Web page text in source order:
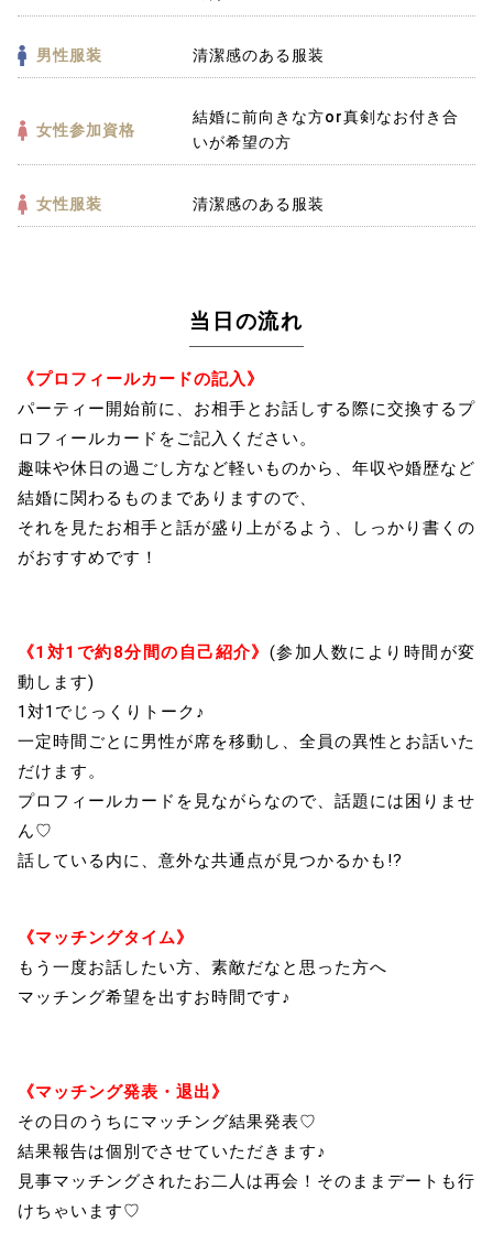
男性服装 清潔感のある服装
女性参加資格
結婚に前向きな方or真剣なお付き合
いが希望の方
女性服装 清潔感のある服装
当日の流れ
《プロフィールカードの記入》
パーティー開始前に、お相手とお話しする際に交換するプ
ロフィールカードをご記入ください。
趣味や休日の過ごし方など軽いものから、年収や婚歴など
結婚に関わるものまでありますので、
それを見たお相手と話が盛り上がるよう、しっかり書くの
がおすすめです！
《1対1で約8分間の自己紹介》 (参加人数により時間が変
動します)
1対1でじっくりトーク♪
一定時間ごとに男性が席を移動し、全員の異性とお話いた
だけます。
プロフィールカードを見ながらなので、話題には困りませ
ん♡
話している内に、意外な共通点が見つかるかも!?
《マッチングタイム》
もう一度お話したい方、素敵だなと思った方へ
マッチング希望を出すお時間です♪
《マッチング発表・退出》
その日のうちにマッチング結果発表♡
結果報告は個別でさせていただきます♪
見事マッチングされたお二人は再会！そのままデートも行
けちゃいます♡